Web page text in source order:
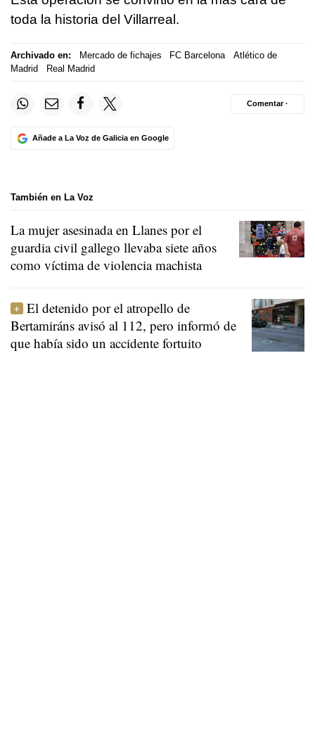
toda la historia del Villarreal.
Archivado en: Mercado de fichajes FC Barcelona
Atlético de
Madrid
Real Madrid
Añade a La Voz de Galicia en Google
Comentar ·
También en La Voz
La mujer asesinada en Llanes por el
guardia civil gallego llevaba siete años
como víctima de violencia machista
El detenido por el atropello de
Bertamiráns avisó al 112, pero informó de
que había sido un accidente fortuito